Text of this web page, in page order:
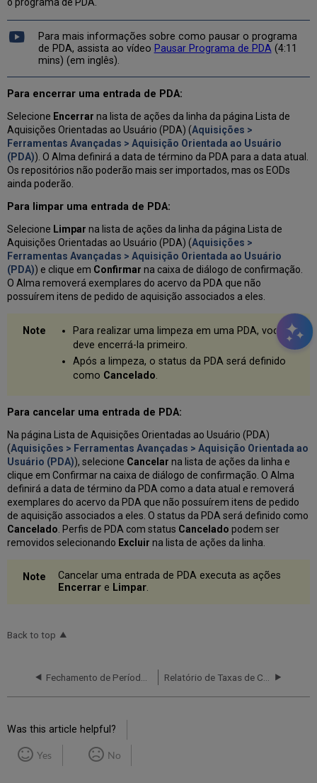
o programa de PDA.
Para mais informações sobre como pausar o programa
de PDA, assista ao vídeo Pausar Programa de PDA(4:11
mins) (em inglês).
Para encerrar uma entrada de PDA:
Selecione Encerrar na lista de ações da linha da página Lista de
Aquisições Orientadas ao Usuário (PDA) (Aquisições >
Ferramentas Avançadas > Aquisição Orientada ao Usuário
(PDA)). O Alma definirá a data de término da PDA para a data atual.
Os repositórios não poderão mais ser importados, mas os EODs
ainda poderão.
Para limpar uma entrada de PDA:
Selecione Limpar na lista de ações da linha da página Lista de
Aquisições Orientadas ao Usuário (PDA) (Aquisições >
Ferramentas Avançadas > Aquisição Orientada ao Usuário
(PDA)) e clique em Confirmar na caixa de diálogo de confirmação.
O Alma removerá exemplares do acervo da PDA que não
possuírem itens de pedido de aquisição associados a eles.
Para realizar uma limpeza em uma PDA, você
deve encerrá-la primeiro.
Após a limpeza, o status da PDA será definido
como Cancelado.
Para cancelar uma entrada de PDA:
Na página Lista de Aquisições Orientadas ao Usuário (PDA)
(Aquisições > Ferramentas Avançadas > Aquisição Orientada ao
Usuário (PDA)), selecione Cancelar na lista de ações da linha e
clique em Confirmar na caixa de diálogo de confirmação. O Alma
definirá a data de término da PDA como a data atual e removerá
exemplares do acervo da PDA que não possuírem itens de pedido
de aquisição associados a eles. O status da PDA será definido como
Cancelado . Perfis de PDA com status Cancelado podem ser
removidos selecionando Excluir na lista de ações da linha.
Cancelar uma entrada de PDA executa as ações
Encerrar e Limpar.
Back to top
Was this article helpful?
Yes No